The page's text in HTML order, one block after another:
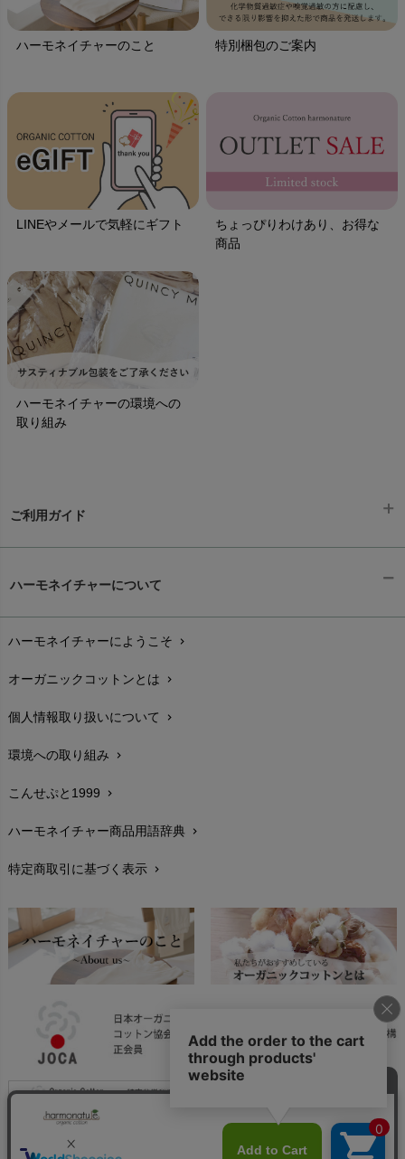
ハーモネイチャーのこと 特別梱包のご案内
LINEやメールで気軽にギフト
ちょっぴりわけあり、お得な
商品
ハーモネイチャーの環境への
取り組み
ご利用ガイド
配送と送料chevron_right
在庫状況と発送予定chevron_right
サイズ・寸法chevron_right
生地・素材chevron_right
お手入れについて
レビューを書こうchevron_right
返品交換chevron_right
FAXでのご注文
お問い合わせchevron_right
ハーモネイチャーについて
ハーモネイチャーにようこそ chevron_right
オーガニックコットンとは chevron_right
個人情報取り扱いについて chevron_right
環境への取り組み chevron_right
こんせぷと1999 chevron_right
ハーモネイチャー商品用語辞典 chevron_right
特定商取引に基づく表示 chevron_right